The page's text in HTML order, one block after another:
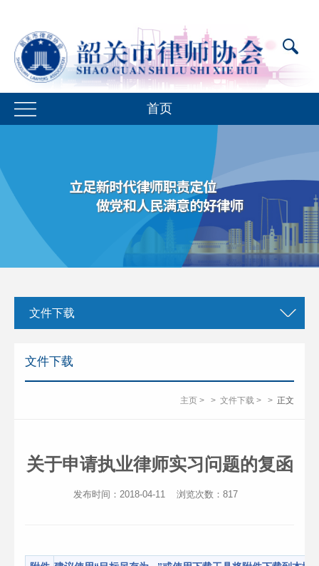
首页
文件下载
文件下载
主页 > > 文件下载 > > 正文
关于申请执业律师实习问题的复函
发布时间：2018-04-11 浏览次数： 817